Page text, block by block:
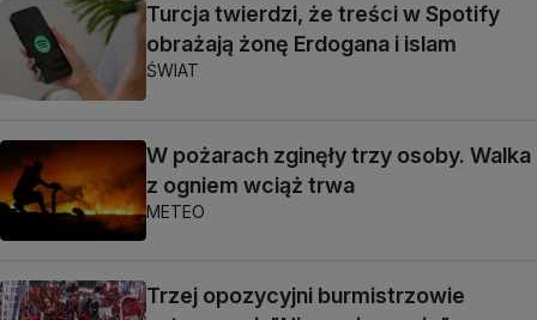
Turcja twierdzi, że treści w Spotify
obrażają żonę Erdogana i islam
ŚWIAT
W pożarach zginęły trzy osoby. Walka
z ogniem wciąż trwa
METEO
Trzej opozycyjni burmistrzowie